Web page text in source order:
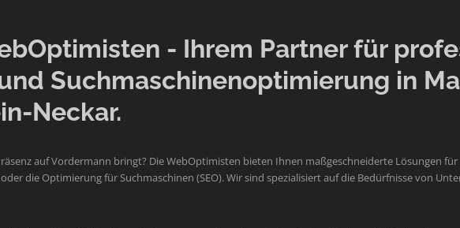
- Ihrem Partner für
Suchmaschinenoptimierung in
Neckar.
auf Vordermann bringt? Die WebOptimisten bieten Ihnen maßgeschneiderte Lösungen für
die Optimierung für Suchmaschinen (SEO). Wir sind spezialisiert auf die Bedürfnisse von